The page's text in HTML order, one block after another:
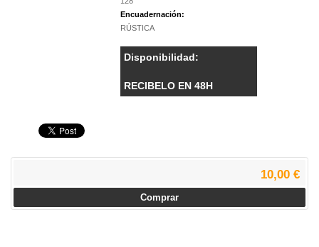
Encuadernación:
RÚSTICA
Disponibilidad:
RECIBELO EN 48H
10,00 €
Comprar